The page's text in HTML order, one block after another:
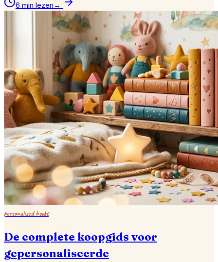
6 min lezen →
personalized books
De complete koopgids voor
gepersonaliseerde